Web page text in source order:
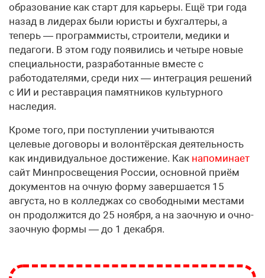
образование как старт для карьеры. Ещё три года
назад в лидерах были юристы и бухгалтеры, а
теперь — программисты, строители, медики и
педагоги. В этом году появились и четыре новые
специальности, разработанные вместе с
работодателями, среди них — интеграция решений
с ИИ и реставрация памятников культурного
наследия.
Кроме того, при поступлении учитываются
целевые договоры и волонтёрская деятельность
как индивидуальное достижение. Как напоминает
сайт Минпросвещения России, основной приём
документов на очную форму завершается 15
августа, но в колледжах со свободными местами
он продолжится до 25 ноября, а на заочную и очно-
заочную формы — до 1 декабря.